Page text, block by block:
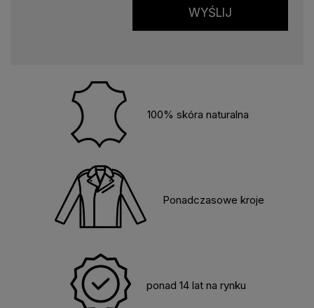
WYŚLIJ
100% skóra naturalna
Ponadczasowe kroje
ponad 14 lat na rynku